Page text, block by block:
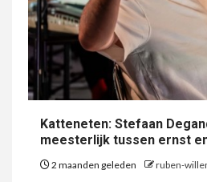
Katteneten: Stefaan
meesterlijk tussen ernst
2 maanden geleden ruben-